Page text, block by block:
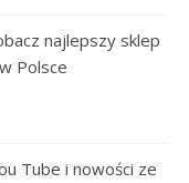
najlepszy sklep
Polsce
Tube i nowości ze